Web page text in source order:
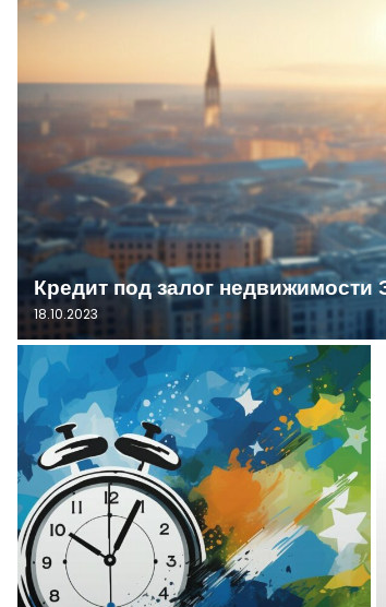
Кредит под залог недвижимости
18.10.2023